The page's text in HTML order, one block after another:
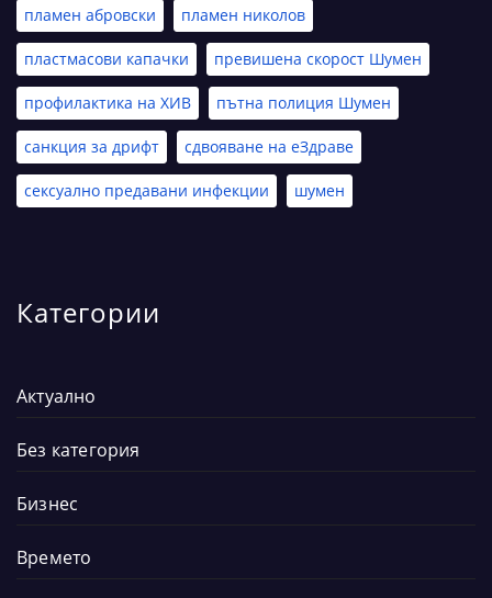
пламен абровски пламен николов
пластмасови капачки превишена скорост Шумен
профилактика на ХИВ пътна полиция Шумен
санкция за дрифт сдвояване на еЗдраве
сексуално предавани инфекции шумен
Категории
Актуално
Без категория
Бизнес
Времето